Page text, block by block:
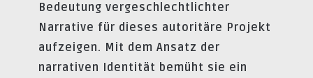
Bedeutung vergeschlechtlichter
Narrative für dieses autoritäre Projekt
aufzeigen. Mit dem Ansatz der
narrativen Identität bemüht sie ein